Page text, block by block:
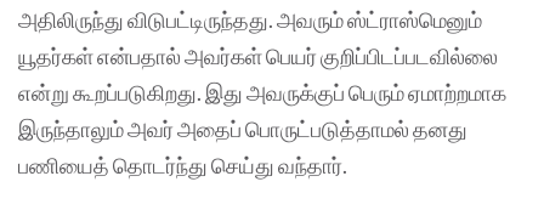
அதிலிருந்து விடுபட்டிருந்தது. அவரும் ஸ்ட்ராஸ்மெனும்
யூதர்கள் என்பதால் அவர்கள் பெயர் குறிப்பிடப்படவில்லை
என்று கூறப்படுகிறது. இது அவருக்குப் பெரும் ஏமாற்றமாக
இருந்தாலும் அவர் அதைப் பொருட்படுத்தாமல் தனது
பணியைத் தொடர்ந்து செய்து வந்தார்.